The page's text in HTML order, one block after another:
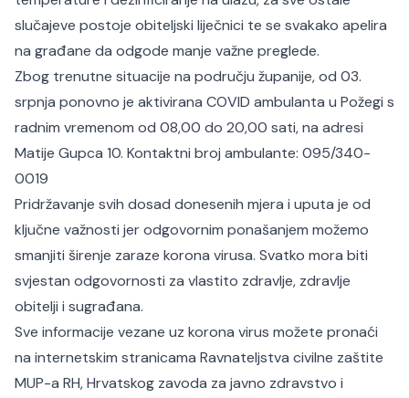
slučajeve postoje obiteljski liječnici te se svakako apelira
na građane da odgode manje važne preglede.
Zbog trenutne situacije na području županije, od 03.
srpnja ponovno je aktivirana COVID ambulanta u Požegi s
radnim vremenom od 08,00 do 20,00 sati, na adresi
Matije Gupca 10. Kontaktni broj ambulante: 095/340-
0019
Pridržavanje svih dosad donesenih mjera i uputa je od
ključne važnosti jer odgovornim ponašanjem možemo
smanjiti širenje zaraze korona virusa. Svatko mora biti
svjestan odgovornosti za vlastito zdravlje, zdravlje
obitelji i sugrađana.
Sve informacije vezane uz korona virus možete pronaći
na internetskim stranicama Ravnateljstva civilne zaštite
MUP-a RH, Hrvatskog zavoda za javno zdravstvo i